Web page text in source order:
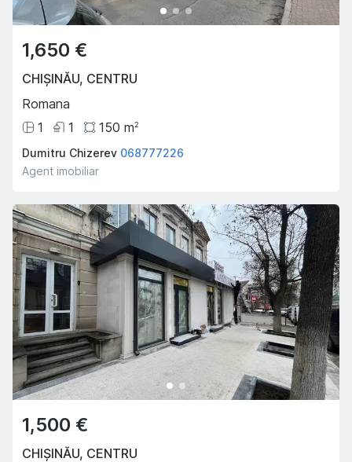
1,650 €
CHIȘINĂU, CENTRU
Romana
1
1 150 m2
Dumitru Chizerev 068777226
Agent imobiliar
1,500 €
CHIȘINĂU, CENTRU